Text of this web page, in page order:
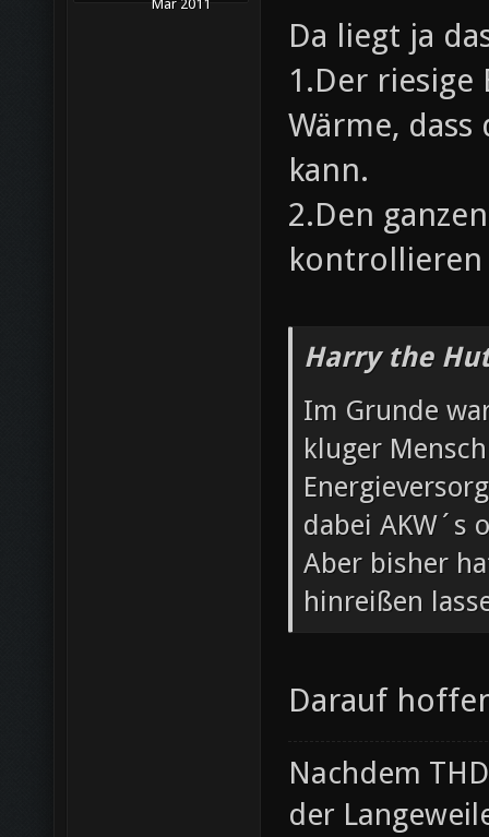
Mar 2011
Da liegt ja
1.Der riesige
Wärme,
kann.
2.Den
kontrollieren
Harry the
Im Grunde
kluger
dabei AKW´s
Aber bisher
hinreißen
Darauf
Nachdem
der